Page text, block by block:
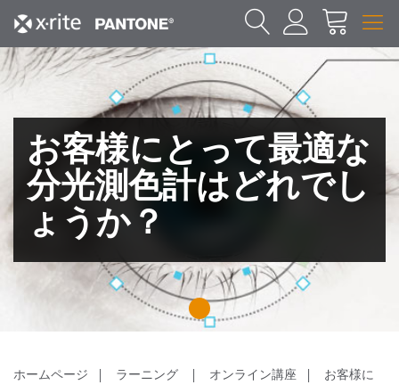
お客様にとって最適な
分光測色計はどれでし
ょうか？
1
ホームページ ラーニング オンライン講座
お客様に